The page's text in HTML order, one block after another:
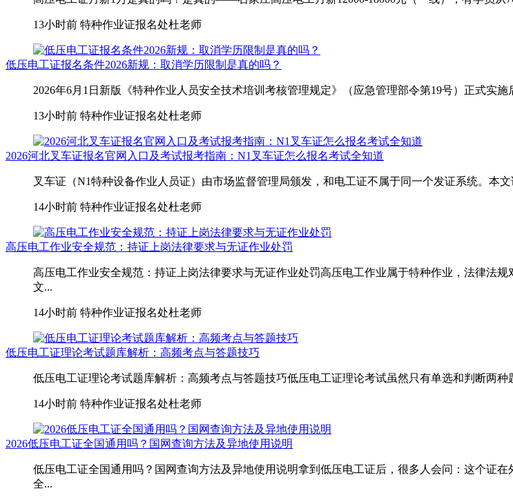
13小时前 特种作业证报名处杜老师
低压电工证报名条件2026新规：取消学历限制是真的吗？
2026年6月1日新版《特种作业人员安全技术培训考核管理规定》（应急管理部令第19号）正式
13小时前 特种作业证报名处杜老师
2026河北叉车证报名官网入口及考试报考指南：N1叉车证怎么报名考试全知道
叉车证（N1特种设备作业人员证）由市场监督管理局颁发，和电工证不属于同一个发证系统。本
14小时前 特种作业证报名处杜老师
高压电工作业安全规范：持证上岗法律要求与无证作业处罚
高压电工作业安全规范：持证上岗法律要求与无证作业处罚高压电工作业属于特种作业，法律法
文...
14小时前 特种作业证报名处杜老师
低压电工证理论考试题库解析：高频考点与答题技巧
低压电工证理论考试题库解析：高频考点与答题技巧低压电工证理论考试虽然只有单选和判断两
14小时前 特种作业证报名处杜老师
2026低压电工证全国通用吗？国网查询方法及异地使用说明
低压电工证全国通用吗？国网查询方法及异地使用说明拿到低压电工证后，很多人会问：这个证
全...